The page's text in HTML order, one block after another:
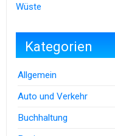
Wüste
Kategorien
Allgemein
Auto und Verkehr
Buchhaltung